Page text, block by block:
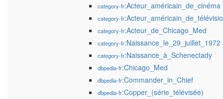
category-fr:Acteur_américain_de_cinéma
category-fr
category-fr:Acteur_de_Chicago_Med
category-fr:Naissance_le_29_juillet_1972
category-fr:Naissance_à_Schenectady
dbpedia-fr:Chicago_Med
dbpedia-fr:Commander_in_Chief
dbpedia-fr:Copper_(série_télévisée)